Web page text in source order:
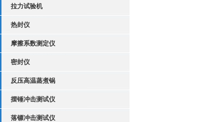
拉力试验机
热封仪
摩擦系数测定仪
密封仪
反压高温蒸煮锅
摆锤冲击测试仪
落镖冲击测试仪